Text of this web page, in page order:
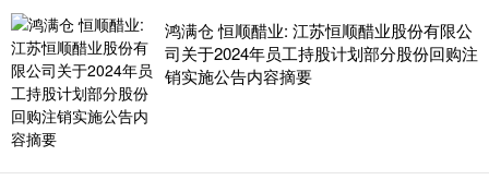
鸿满仓 恒顺醋业: 江苏恒顺醋业股份有限公
司关于2024年员工持股计划部分股份回购注
销实施公告内容摘要